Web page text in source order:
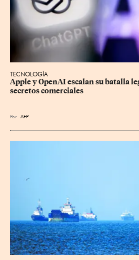
TECNOLOGÍA
Apple y OpenAI escalan su batalla
secretos comerciales
Por AFP